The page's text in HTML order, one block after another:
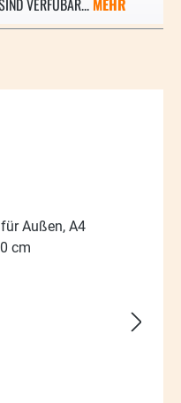
VERFÜBAR... MEHR